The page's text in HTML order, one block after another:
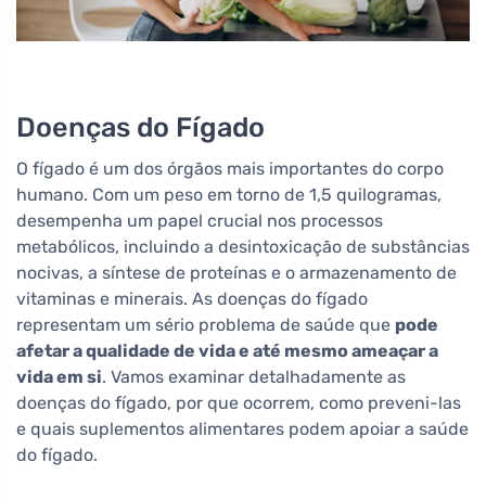
Doenças do Fígado
O fígado é um dos órgãos mais importantes do corpo
humano. Com um peso em torno de 1,5 quilogramas,
desempenha um papel crucial nos processos
metabólicos, incluindo a desintoxicação de substâncias
nocivas, a síntese de proteínas e o armazenamento de
vitaminas e minerais. As doenças do fígado
representam um sério problema de saúde que pode
afetar a qualidade de vida e até mesmo ameaçar a
vida em si. Vamos examinar detalhadamente as
doenças do fígado, por que ocorrem, como preveni-las
e quais suplementos alimentares podem apoiar a saúde
do fígado.